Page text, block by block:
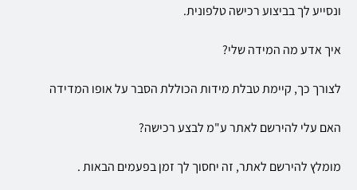
ונסייע לך בביצוע רכישה טלפונית.
איך אדע מה המידה שלי?
לצורך כך, קיימת טבלת מידות הכוללת הסבר על אופו המדידה
האם עלי להירשם לאתר ע"מ לבצע רכישה?
מומלץ להירשם לאתר, זה יחסוך לך זמן בפעמים הבאות .